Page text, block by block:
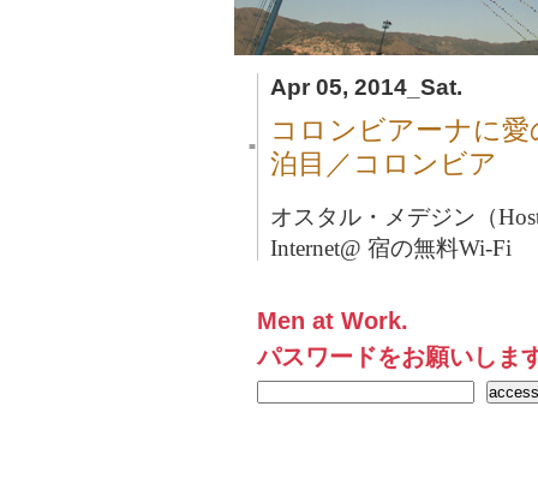
Apr 05, 2014_Sat.
■
コロンビアーナに
泊目／コロンビア
オスタル・メデジン（
Internet@ 宿の無料Wi-Fi
Men at Work.
パスワードをお願いしま